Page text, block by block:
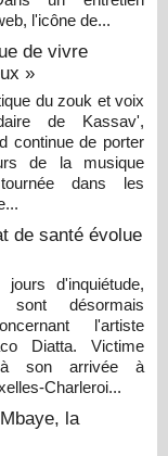
l'icône de...
de vivre
»
du zouk et voix
de Kassav',
continue de porter
de la musique
dans les
de santé évolue
d'inquiétude,
sont désormais
l'artiste
Diatta. Victime
son arrivée à
Charleroi...
la